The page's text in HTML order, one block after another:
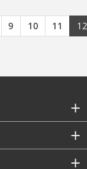
9 10 11 12